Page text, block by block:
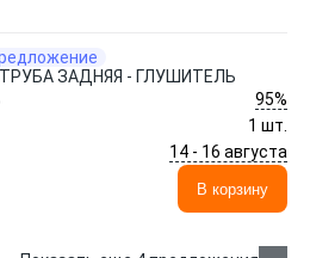
ЗАДНЯЯ - ГЛУШИТЕЛЬ
95%
1 шт.
14 - 16 августа
В корзину